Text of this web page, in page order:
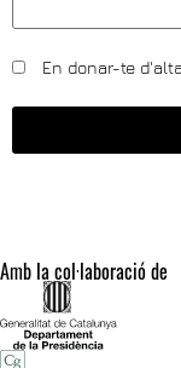
En donar-te
Amb la col·laboració de